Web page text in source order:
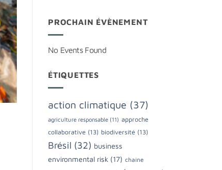
PROCHAIN ÉVÈNEMENT
No Events Found
ÉTIQUETTES
action climatique (37)
agriculture responsable (11) approche
collaborative (13) biodiversité (13)
Brésil (32) business
environmental risk (17) chaine